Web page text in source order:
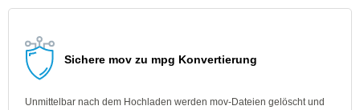
Sichere mov zu mpg Konvertierung
Unmittelbar nach dem Hochladen werden mov-Dateien gelöscht und